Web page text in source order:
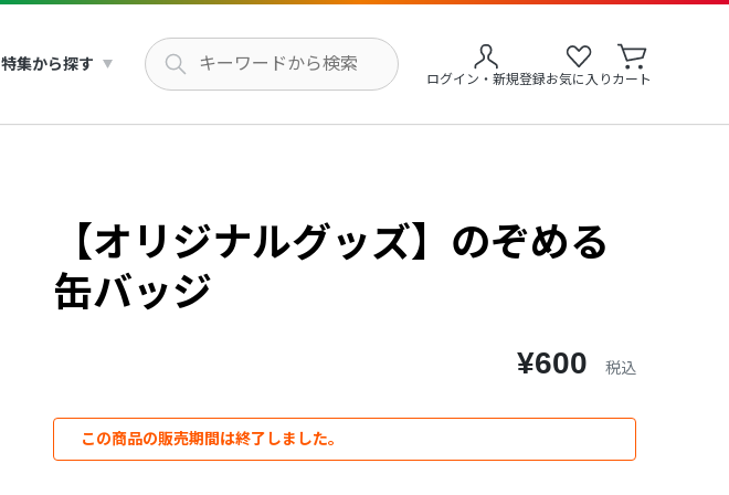
特集から探す
ログイン・新規登録お気に入り カート
【オリジナルグッズ】のぞめる
缶バッジ
¥600 税込
この商品の販売期間は終了しました。